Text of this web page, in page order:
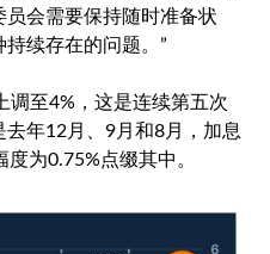
会需要保持随时准备状
续存在的问题。”
调至4%，这是连续第五次
年12月、9月和8月，加息
为0.75%点缀其中。